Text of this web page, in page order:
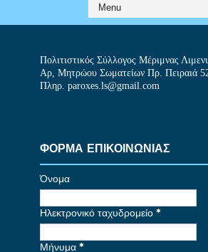
Πολιτιστικός Σύλλογος Μέριμνας
Αρ, Μητρώου Σωματείων Πρ. Πειραιά
Πληρ. paroxes.ls@gmail.com
ΦΟΡΜΑ ΕΠΙΚΟΙΝΩΝΙΑΣ
Όνομα
Ηλεκτρονικό ταχυδρομείο *
Μήνυμα *